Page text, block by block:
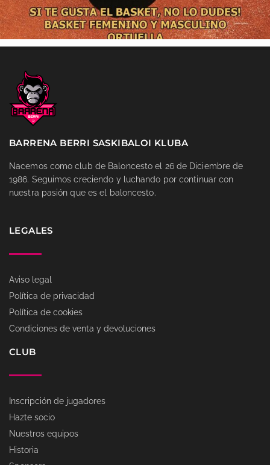
BARRENA BERRI SASKIBALOI KLUBA
Nacemos como club de Baloncesto el 26 de Diciembre de
1986. Seguimos creciendo y luchando por continuar con
nuestra pasión que es el baloncesto.
LEGALES
Aviso legal
Política de privacidad
Política de cookies
Condiciones de venta y devoluciones
CLUB
Inscripción de jugadores
Hazte socio
Nuestros equipos
Historia